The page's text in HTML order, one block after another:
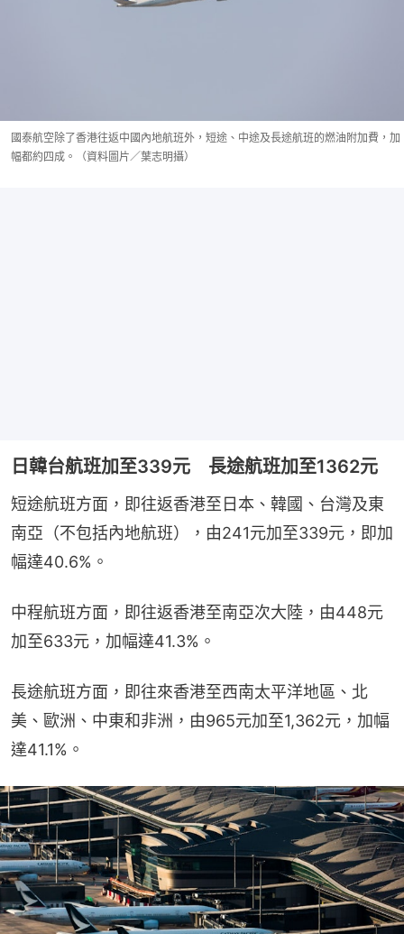
國泰航空除了香港往返中國內地航班外，短途、中途及長途航班的燃油附加費，加
幅都約四成。（資料圖片／葉志明攝）
日韓台航班加至339元 長途航班加至1362元
短途航班方面，即往返香港至日本、韓國、台灣及東
南亞（不包括內地航班），由241元加至339元，即加
幅達40.6%。
中程航班方面，即往返香港至南亞次大陸，由448元
加至633元，加幅達41.3%。
長途航班方面，即往來香港至西南太平洋地區、北
美、歐洲、中東和非洲，由965元加至1,362元，加幅
達41.1%。